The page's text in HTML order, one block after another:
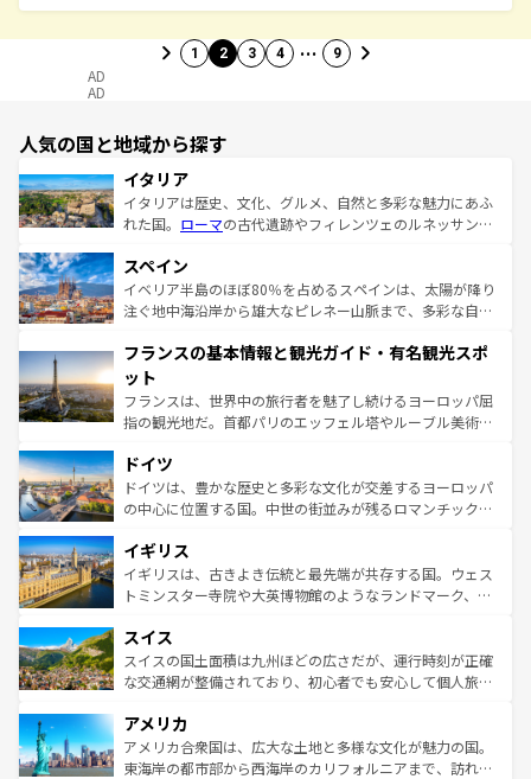
1 2 3 4 … 9
AD
AD
人気の国と地域から探す
イタリア
イタリアは歴史、文化、グルメ、自然と多彩な魅力にあふ
れた国。 ローマの古代遺跡やフィレンツェのルネッサンス
ろん、トスカーナの美しい田園風景やアマルフィ海岸の絶
景など、自然景観も見逃せない。観光の合間には、本場の
ピザやパスタなど、絶品のイタリア料理を堪能することも
ませてくれるイタリアで、忘れられない旅をしてみよう！
なお、新着のイタリア情報は
しい。
スペイン
イベリア半島のほぼ80％を占めるスペインは、太陽が降り
注ぐ地中海沿岸から雄大なピレネー山脈まで、多彩な自然
文化が根付くこの国では、情熱的なフラメンコ、熱気あふ
れる闘牛、そして美味しいタパスが生活の一部となってい
る。首都マドリードの洗練された雰囲気や、バルセロナの
アートに溢れた街角から、地方では古代ローマ遺跡や中世
せる。地方によって風土や気候が異なるスペインはその個
性で訪れる人を魅了する。 なお、新着のスペイン情報は コ
ンテンツ一覧を参照してほしい。
フランスの基本情報と観光ガイド・有名観光スポ
ット
フランスは、世界中の旅行者を魅了し続けるヨーロッパ屈
指の観光地だ。首都パリのエッフェル塔やルーブル美術館
で、幅広い魅力が詰まっている。華麗な宮殿、歴史的な大
聖堂、美しいビーチ、そして豊かな自然が、訪れる者を心
から魅了する。また、フランスは美食の国としても知ら
いる。シャンパンの発祥地であるランス、プロヴァンスの
香り高いラベンダー畑など、多彩な楽しみ方が可能だ。さ
らに、パリ以外の地域にも魅力が溢れており、どの街角に
れる地方に足を運ぶとそれぞれで全く異なる文化を体験で
きるだろう。 なお、新着のフランス情報はコンテンツ一覧
を参照してほしい。
ドイツ
ドイツは、豊かな歴史と多彩な文化が交差するヨーロッパ
の中心に位置する国。中世の街並みが残るロマンチック街
顔を持つこの国は、どこを歩いても飽きることがない。ベ
ルリンの文化的活気、バイエルン州のアルプスの絶景、そ
してライン川沿いのワイン畑といった風景は必見。ビール
は、お酒好きな人にはぜひ体験してほしい。 なお、新着の
ドイツ情報はコンテンツ一覧を参照してほしい。
イギリス
イギリスは、古きよき伝統と最先端が共存する国。ウェス
トミンスター寺院や大英博物館のようなランドマーク、歴
リアごとに異なる魅力がある。また、優雅なアフタヌーン
ティー、ビール好きにはたまらない英国パブ、サッカー観
戦など、本場だからこそできる体験も豊富。イギリスを旅
ンツ一覧を参照してほしい。
スイス
スイスの国土面積は九州ほどの広さだが、運行時刻が正確
な交通網が整備されており、初心者でも安心して個人旅行
の建物がそのまま残る町や、スイスならではのユニークな
博物館もあり、アルプス観光だけでなく町歩きも満喫する
ことができる。国民の所得が高いため物価も高いが、旅行
アメリカ
アメリカ合衆国は、広大な土地と多様な文化が魅力の国。
東海岸の都市部から西海岸のカリフォルニアまで、訪れる